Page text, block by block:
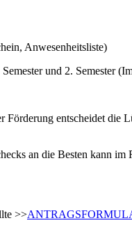
Anwesenheitsliste)
und 2. Semester
Förderung entscheidet die
an die Besten kann
>>